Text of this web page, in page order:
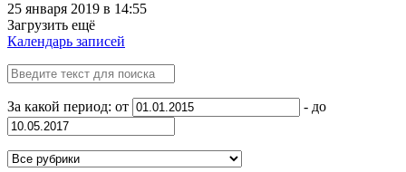
25 января 2019 в 14:55
Загрузить ещё
Календарь записей
За какой период: от - до